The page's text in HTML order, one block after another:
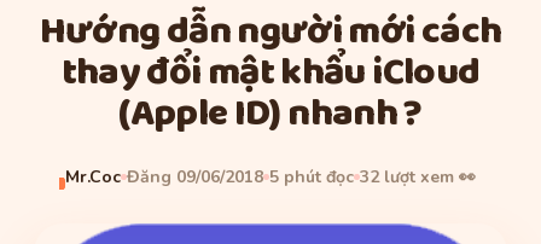
Hướng dẫn người mới cách
thay đổi mật khẩu iCloud
(Apple ID) nhanh ?
Mr.Coc Đăng 09/06/2018 5 phút đọc 32 lượt xem 👀